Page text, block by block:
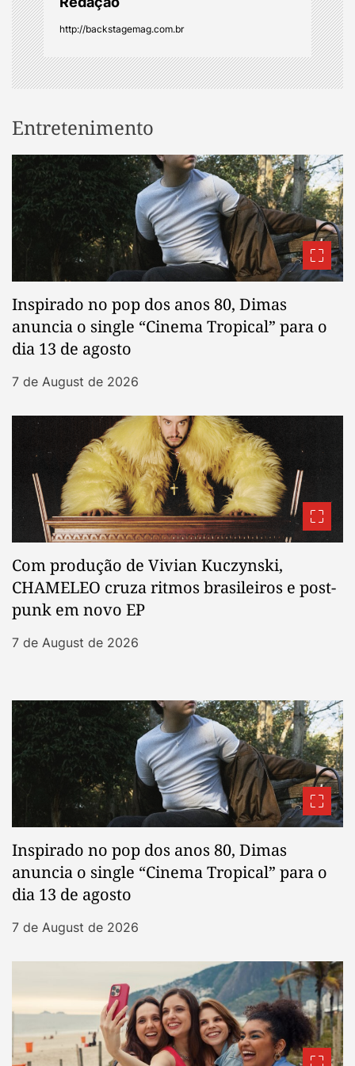
http://backstagemag.com.br
Entretenimento
Inspirado no pop dos anos 80, Dimas
anuncia o single “Cinema Tropical” para o
dia 13 de agosto
7 de August de 2026
Com produção de Vivian Kuczynski,
CHAMELEO cruza ritmos brasileiros e post-
punk em novo EP
7 de August de 2026
Inspirado no pop dos anos 80, Dimas
anuncia o single “Cinema Tropical” para o
dia 13 de agosto
7 de August de 2026